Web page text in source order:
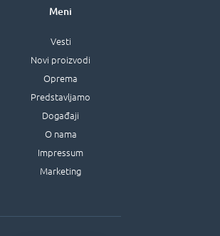
Meni
Vesti
Novi proizvodi
Oprema
Predstavljamo
Događaji
O nama
Impressum
Marketing